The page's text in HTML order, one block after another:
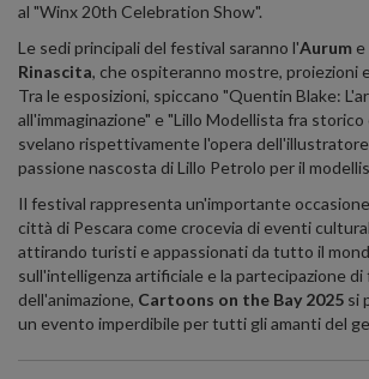
al "Winx 20th Celebration Show".
Le sedi principali del festival saranno l'Aurum e
Rinascita, che ospiteranno mostre,
Tra le esposizioni, spiccano "Quentin Blake:
all'immaginazione" e "Lillo Modellista fra storico
svelano rispettivamente l'opera
passione nascosta di Lillo Petrolo per il
Il festival rappresenta un'importante
città di Pescara come crocevia di eventi
attirando turisti e appassionati da tutto il
sull'intelligenza artificiale e la partecipazione di
dell'animazione, Cartoons on the Bay 2025 si
un evento imperdibile per tutti gli amanti del